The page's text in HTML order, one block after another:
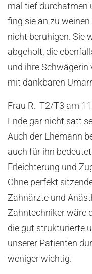
mal tief durchatmen
fing sie an zu
nicht beruhigen. Sie
abgeholt, die
und ihre Schwägerin
mit dankbaren
Frau R. T2/T3 am
Ende gar nicht satt
Auch der Ehemann
auch für ihn
Erleichterung und
Ohne perfekt
Zahnärzte und
Zahntechniker wäre
die gut strukturierte
unserer Patienten
weniger wichtig.